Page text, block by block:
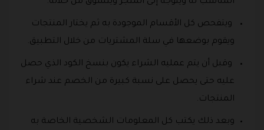
ويتفحص كل الأقسام الموجودة به ثم يختار المنتجات
ويقوم بوضعها في سلة المشتريات من خلال التطبيق.
وقبل أن يتم عمليه الشراء يكون بنسخ الكود الذي حصل
عليه حتى يحصل على نسبة كبيرة من الخصم عند شراء
المنتجات.
وبعد ذلك يكتب كل المعلومات الشخصية الخاصة به